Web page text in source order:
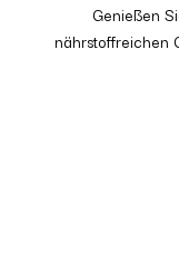
Genießen
nährstoffreichen